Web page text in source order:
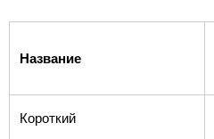
Название
Короткий